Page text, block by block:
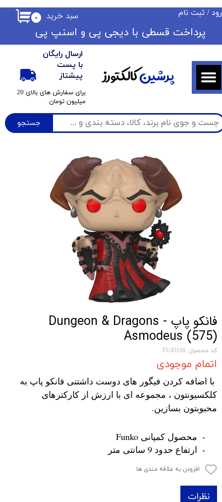
جستجو
ارسال رایگان
با پست
پیشتاز
​برای سفارش های بالای 20
میلیون تومان
۰ سبد خرید / ثبت نام
حساب کاربری من
تغییر گذر واژه
سفارشات
خروج از حساب کاربری
​​پرداخت قسطی با دیجی پی ​​​​​​​و اسنپ پی
پرشینکالکتورز
فانکو پاپ Dungeon & Dragons -
Asmodeus (575)
کد محصول: FU45116
اتمام موجودی
با اضافه کردن فیگور های دوست داشتنی فانکو پاپ به
کلکسیونتون ، مجموعه ای با ارزش از کارکترهای
محبوبتون بسازین.
محصول کمپانی Funko
ارتفاع حدود 9 سانتی متر
افزودن به علاقه مندی ها
نظرات